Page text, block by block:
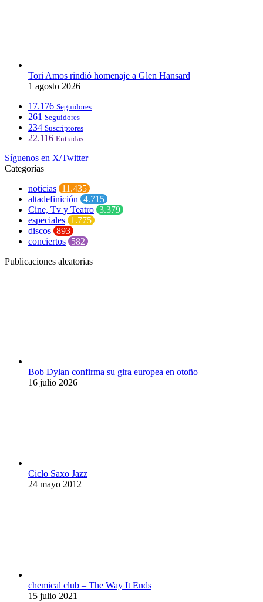
Tori Amos rindió homenaje a Glen Hansard
1 agosto 2026
17.176 Seguidores
261 Seguidores
234 Suscriptores
22.116 Entradas
Síguenos en X/Twitter
Categorías
noticias 11.435
altadefinición 4.715
Cine, Tv y Teatro 3.379
especiales 1.775
discos 893
conciertos 582
Publicaciones aleatorias
Bob Dylan confirma su gira europea en otoño
16 julio 2026
Ciclo Saxo Jazz
24 mayo 2012
chemical club – The Way It Ends
15 julio 2021